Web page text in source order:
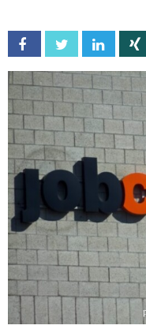
Facebook Twitter Linkedin